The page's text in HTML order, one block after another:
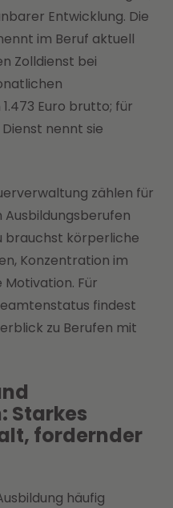
Entwicklung. Die
im Beruf aktuell
Zolldienst bei
Euro brutto; für
nennt sie
zählen für
brauchst körperliche
Konzentration im
Für
findest
zu Berufen mit
Starkes
fordernder
häufig